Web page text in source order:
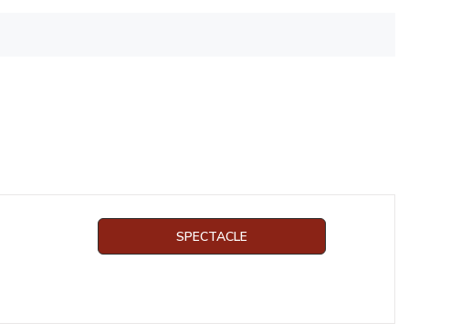
SPECTACLE